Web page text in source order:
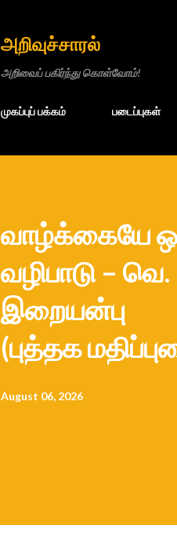
அறிவுச்சாரல்
அறிவைப் பகிர்ந்து கொள்வோம்!
முகப்புப் பக்கம் படைப்புகள்
வாழ்க்கையே
வழிபாடு – வெ.
இறையன்பு
(புத்தக
August 06, 2026